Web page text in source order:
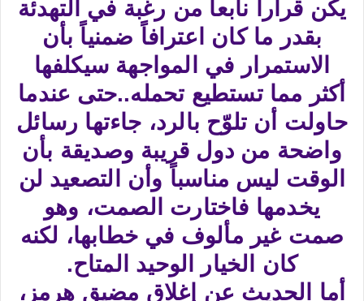
يكن قراراً نابعاً من رغبة في التهدئة
بقدر ما كان اعترافاً ضمنياً بأن
الاستمرار في المواجهة سيكلفها
أكثر مما تستطيع تحمله..حتى عندما
حاولت أن تلوّح بالرد، جاءتها رسائل
واضحة من دول قريبة وصديقة بأن
الوقت ليس مناسباً وأن التصعيد لن
يخدمها فاختارت الصمت، وهو
صمت غير مألوف في خطابها، لكنه
كان الخيار الوحيد المتاح.
أما الحديث عن إغلاق مضيق هرمز،